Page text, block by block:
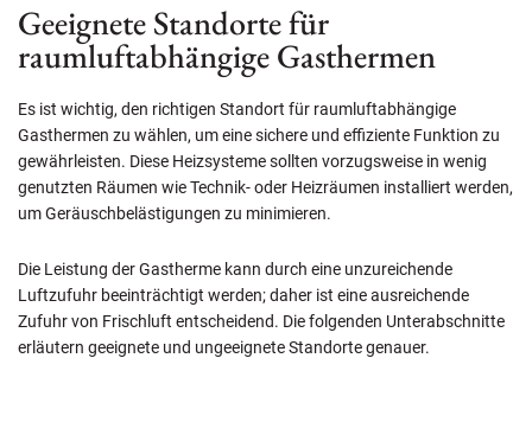
Geeignete Standorte für
raumluftabhängige Gasthermen
Es ist wichtig, den richtigen Standort für raumluftabhängige
Gasthermen zu wählen, um eine sichere und effiziente Funktion zu
gewährleisten. Diese Heizsysteme sollten vorzugsweise in wenig
genutzten Räumen wie Technik- oder Heizräumen installiert werden,
um Geräuschbelästigungen zu minimieren.
Die Leistung der Gastherme kann durch eine unzureichende
Luftzufuhr beeinträchtigt werden; daher ist eine ausreichende
Zufuhr von Frischluft entscheidend. Die folgenden Unterabschnitte
erläutern geeignete und ungeeignete Standorte genauer.